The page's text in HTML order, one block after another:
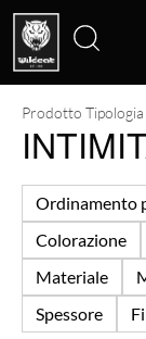
Cerca:
Prodotto
Ordinamento
Colorazione
Materiale
Spessore